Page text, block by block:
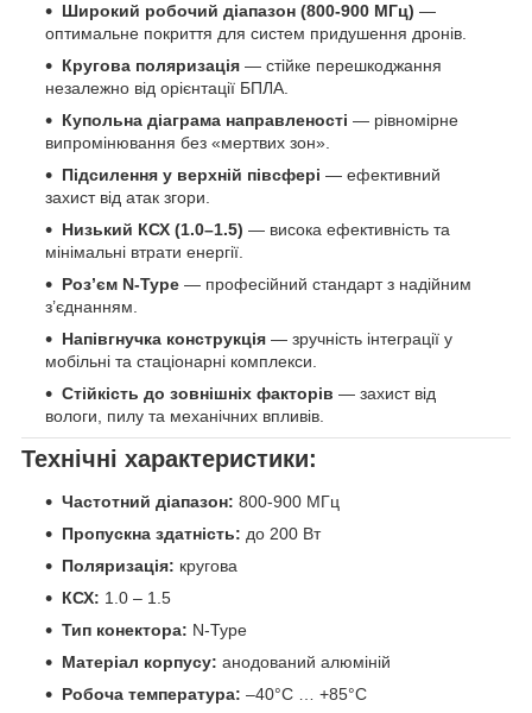
Широкий робочий діапазон (800-900 МГц) —
оптимальне покриття для систем придушення дронів.
Кругова поляризація — стійке перешкоджання
незалежно від орієнтації БПЛА.
Купольна діаграма направленості — рівномірне
випромінювання без «мертвих зон».
Підсилення у верхній півсфері — ефективний
захист від атак згори.
Низький КСХ (1.0–1.5) — висока ефективність та
мінімальні втрати енергії.
Роз’єм N-Type — професійний стандарт з надійним
з’єднанням.
Напівгнучка конструкція — зручність інтеграції у
мобільні та стаціонарні комплекси.
Стійкість до зовнішніх факторів — захист від
вологи, пилу та механічних впливів.
Технічні характеристики:
Частотний діапазон: 800-900 МГц
Пропускна здатність: до 200 Вт
Поляризація: кругова
КСХ: 1.0 – 1.5
Тип конектора: N-Type
Матеріал корпусу: анодований алюміній
Робоча температура: –40°C … +85°C